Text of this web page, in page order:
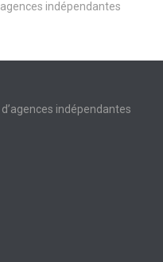
indépendantes
indépendantes